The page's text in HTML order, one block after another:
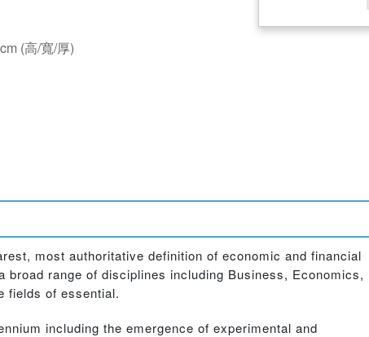
(高/寬/厚)
most authoritative definition of economic and financial
range of disciplines including Business, Economics,
fields of essential.
including the emergence of experimental and